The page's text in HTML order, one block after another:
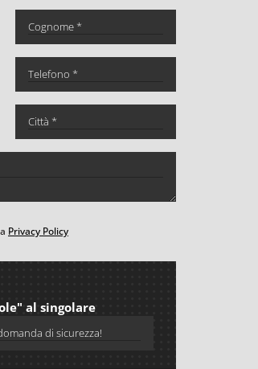
Privacy Policy
al singolare